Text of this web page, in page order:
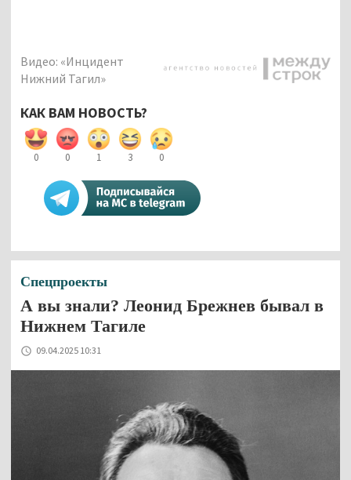
Видео: «Инцидент
Нижний Тагил»
КАК ВАМ НОВОСТЬ?
0 0 1 3 0
Спецпроекты
А вы знали? Леонид Брежнев бывал в
Нижнем Тагиле
09.04.2025 10:31